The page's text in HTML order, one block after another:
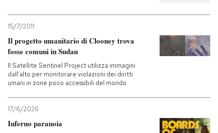
15/7/2011
Il progetto umanitario di Clooney trova
fosse comuni in Sudan
Il Satellite Sentinel Project utilizza immagini
dall'alto per monitorare violazioni dei diritti
umani in zone poco accessibili del mondo
17/6/2026
Inferno paranoia